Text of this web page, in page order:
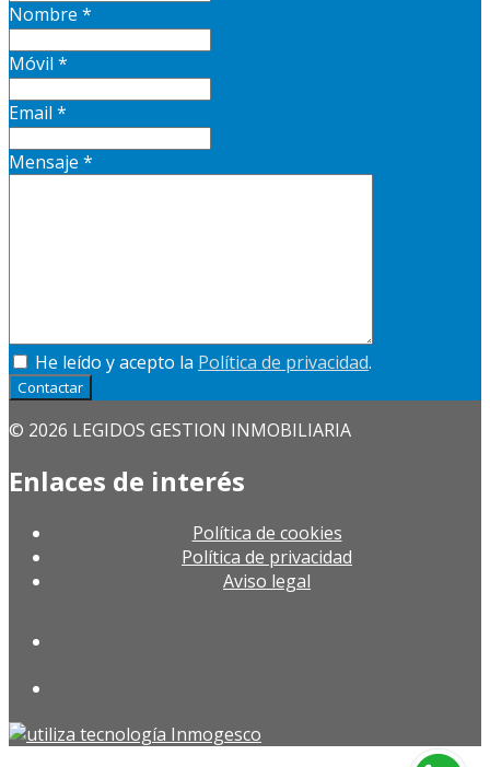
Nombre *
Móvil *
Email *
Mensaje *
He leído y acepto la Política de privacidad.
Contactar
© 2026 LEGIDOS GESTION INMOBILIARIA
Enlaces de interés
Política de cookies
Política de privacidad
Aviso legal